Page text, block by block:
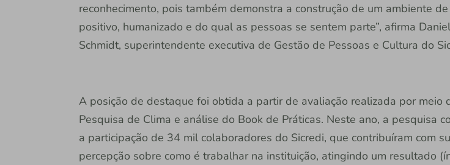
reconhecimento, pois também demonstra a construção de um ambiente
positivo, humanizado e do qual as pessoas se sentem parte”, afirma
Schmidt, superintendente executiva de Gestão de Pessoas e Cultura do
A posição de destaque foi obtida a partir de avaliação realizada por meio
Pesquisa de Clima e análise do Book de Práticas. Neste ano, a pesquisa
a participação de 34 mil colaboradores do Sicredi, que contribuíram com
percepção sobre como é trabalhar na instituição, atingindo um resultado